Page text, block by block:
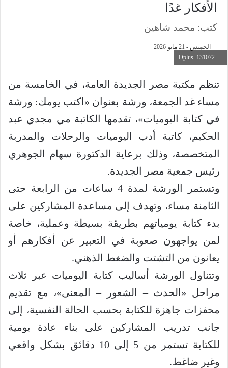
الأفكار غدًا
كتب: محمد شاهين
الخميس - 21 مايو 2026
تنظم مكتبة مصر الجديدة العامة، في الخامسة من
مساء غد الجمعة، ورشة بعنوان «اكتب يومك: ورشة
في كتابة اليوميات»، تقدمها الكاتبة مي مجدي عبد
الحكيم، كاتبة أدب اليوميات والرحلات والمدربة
المتخصصة، وذلك برعاية الدكتورة سهام الجوهري
رئيس جمعية مصر الجديدة.
وتستمر الورشة لمدة 4 ساعات من الرابعة حتى
الثامنة مساء، وتهدف إلى مساعدة المشاركين على
بدء كتابة يومياتهم بطريقة بسيطة وعملية، خاصة
لمن يواجهون صعوبة في التعبير عن أفكارهم أو
يعانون من التشتت والضغط الذهني.
وتتناول الورشة أساليب كتابة اليوميات عبر ثلاث
مراحل «الحدث – الشعور – المعنى»، مع تقديم
محفزات جاهزة للكتابة بحسب الحالة النفسية، إلى
جانب تدريب المشاركين على بناء عادة يومية
للكتابة تستمر من 5 إلى 10 دقائق بشكل واقعي
وغير ضاغط.